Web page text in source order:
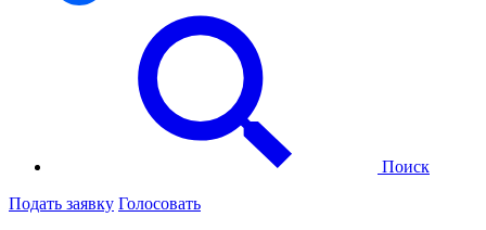
Поиск
Подать заявку Голосовать